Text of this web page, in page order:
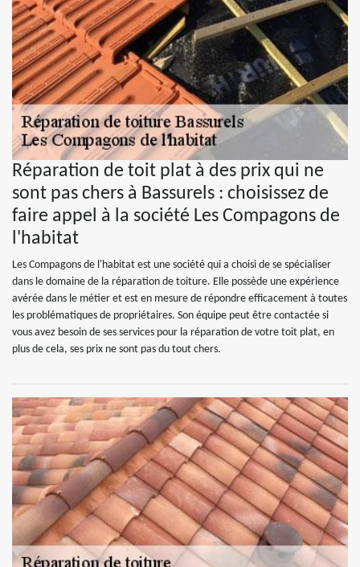
Réparation de toit plat à des prix qui ne
sont pas chers à Bassurels : choisissez de
faire appel à la société Les Compagons de
l'habitat
Les Compagons de l'habitat est une société qui a choisi de se spécialiser
dans le domaine de la réparation de toiture. Elle possède une expérience
avérée dans le métier et est en mesure de répondre efficacement à toutes
les problématiques de propriétaires. Son équipe peut être contactée si
vous avez besoin de ses services pour la réparation de votre toit plat, en
plus de cela, ses prix ne sont pas du tout chers.